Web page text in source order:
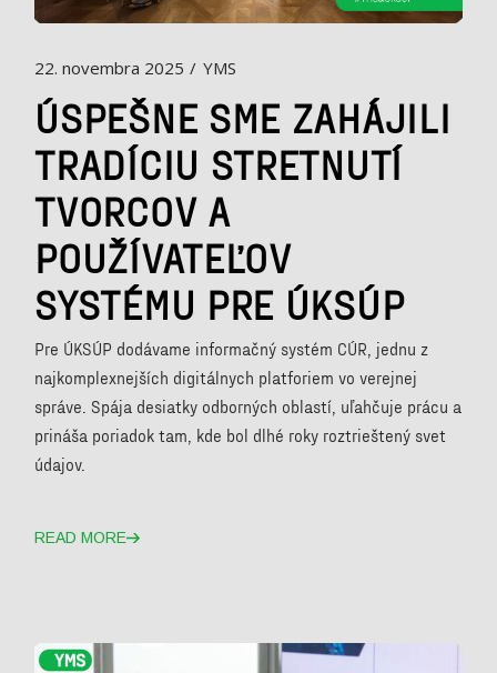
22. novembra 2025 YMS
ÚSPEŠNE SME ZAHÁJILI
TRADÍCIU STRETNUTÍ
TVORCOV A
POUŽÍVATEĽOV
SYSTÉMU PRE ÚKSÚP
Pre ÚKSÚP dodávame informačný systém CÚR, jednu z
najkomplexnejších digitálnych platforiem vo verejnej
správe. Spája desiatky odborných oblastí, uľahčuje prácu a
prináša poriadok tam, kde bol dlhé roky roztrieštený svet
údajov.
READ MORE